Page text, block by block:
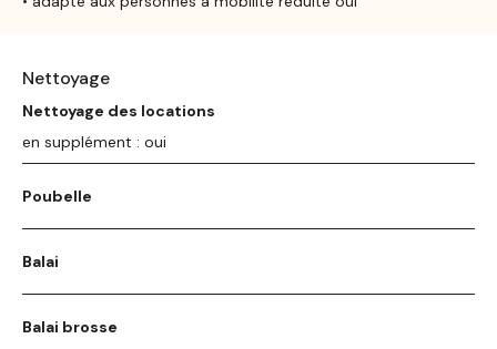
Nettoyage
Nettoyage des locations
en supplément : oui
Poubelle
Balai
Balai brosse